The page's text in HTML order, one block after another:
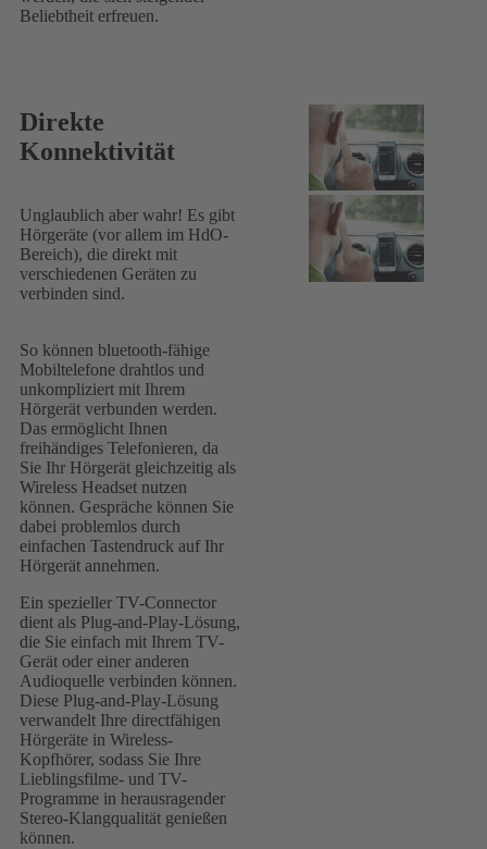
Beliebtheit erfreuen.
Direkte
Konnektivität
Unglaublich aber wahr! Es gibt
Hörgeräte (vor allem im HdO-
Bereich), die direkt mit
verschiedenen Geräten zu
verbinden sind.
So können bluetooth-fähige
Mobiltelefone drahtlos und
unkompliziert mit Ihrem
Hörgerät verbunden werden.
Das ermöglicht Ihnen
freihändiges Telefonieren, da
Sie Ihr Hörgerät gleichzeitig als
Wireless Headset nutzen
können. Gespräche können Sie
dabei problemlos durch
einfachen Tastendruck auf Ihr
Hörgerät annehmen.
Ein spezieller TV-Connector
dient als Plug-and-Play-Lösung,
die Sie einfach mit Ihrem TV-
Gerät oder einer anderen
Audioquelle verbinden können.
Diese Plug-and-Play-Lösung
verwandelt Ihre directfähigen
Hörgeräte in Wireless-
Kopfhörer, sodass Sie Ihre
Lieblingsfilme- und TV-
Programme in herausragender
Stereo-Klangqualität genießen
können.